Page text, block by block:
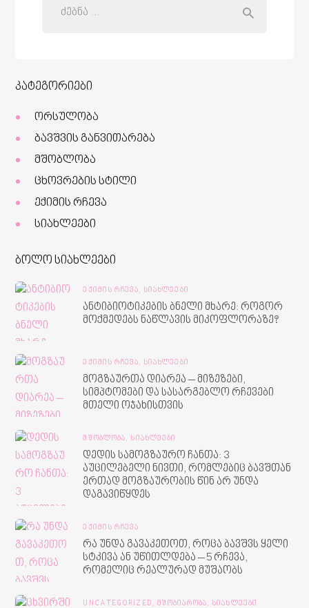
კატეგორიები
ორსულობა
ბავშვის განვითარება
მშობლობა
ცხოვრების სტილი
ექიმის რჩევა
სიახლეები
ბოლო სიახლეები
ᲔᲥᲘᲛᲘᲡ ᲠᲩᲔᲕᲐ, ᲡᲘᲐᲮᲚᲔᲔᲑᲘ
ანტიბიოტიკების ბნელი მხარე: როგორ
მოქმედებს ნაწლავის მიკოფლორაზე?
ᲔᲥᲘᲛᲘᲡ ᲠᲩᲔᲕᲐ, ᲡᲘᲐᲮᲚᲔᲔᲑᲘ
მოგზაურთა დიარეა – მიზეზები,
სიმპტომები და სასარგებლო რჩევები
მთელი ოჯახისთვის
ᲛᲨᲝᲑᲚᲝᲑᲐ, ᲡᲘᲐᲮᲚᲔᲔᲑᲘ
დედის სამოგზაურო ჩანთა: 3
აუცილებელი ნივთი, რომლებიც ბავშთან
ერთად მოგზაურობის წინ არ უნდა
დაგავიწყდეს
ᲔᲥᲘᲛᲘᲡ ᲠᲩᲔᲕᲐ
რა უნდა გავაკეთოთ, როცა ბავშვს ყელი
სტკივა ან უწითლდება – 5 რჩევა,
რომელიც რეალურად მუშაობს
UNCATEGORIZED, ᲛᲨᲝᲑᲘᲐᲠᲝᲑᲐ, ᲡᲘᲐᲮᲚᲔᲔᲑᲘ